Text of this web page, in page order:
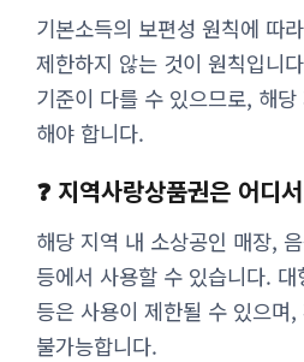
기본소득의 보편성 원칙에 따
제한하지 않는 것이 원칙입니
기준이 다를 수 있으므로, 해
해야 합니다.
❓ 지역사랑상품권은 어디
해당 지역 내 소상공인 매장,
등에서 사용할 수 있습니다.
등은 사용이 제한될 수 있으며
불가능합니다.